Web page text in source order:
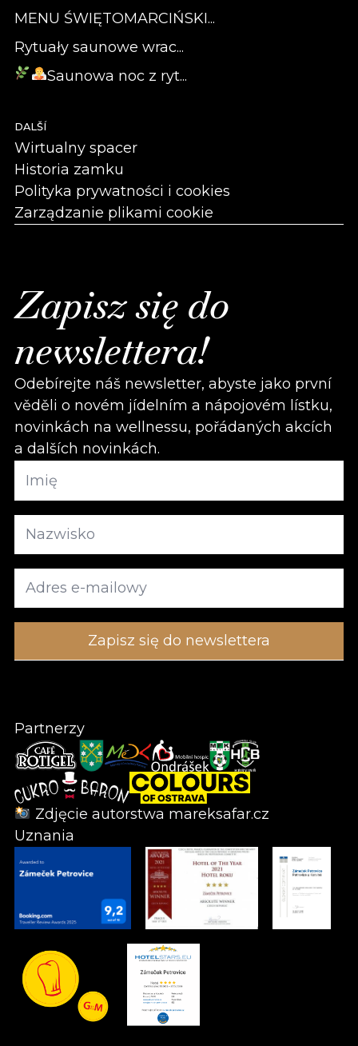
MENU ŚWIĘTOMARCIŃSKI...
Rytuały saunowe wrac...
Saunowa noc z ryt...
DALŠÍ
Wirtualny spacer
Historia zamku
Polityka prywatności i cookies
Zarządzanie plikami cookie
Zapisz się do
newslettera!
Odebírejte náš newsletter, abyste jako první
věděli o novém jídelním a nápojovém lístku,
novinkách na wellnessu, pořádaných akcích
a dalších novinkách.
Partnerzy
Zdjęcie autorstwa mareksafar.cz
Uznania